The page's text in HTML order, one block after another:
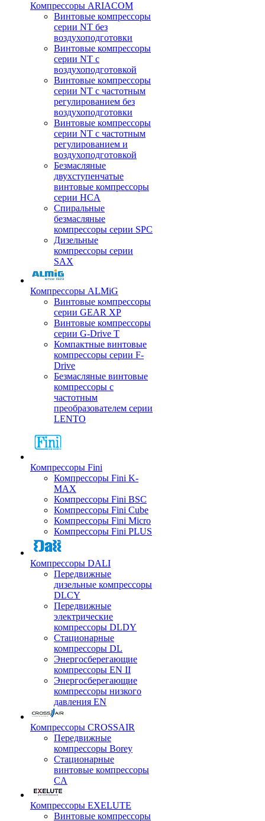
Компрессоры ARIACOM
Винтовые компрессоры
серии NT без
воздухоподготовки
Винтовые компрессоры
серии NT c
воздухоподготовкой
Винтовые компрессоры
серии NT с частотным
регулированием без
воздухоподготовки
Винтовые компрессоры
серии NT с частотным
регулированием и
воздухоподготовкой
Безмасляные
двухступенчатые
винтовые компрессоры
серии HCA
Спиральные
безмасляные
компрессоры серии SPC
Дизельные
компрессоры серии
SAX
Компрессоры ALMiG
Винтовые компрессоры
серии GEAR XP
Винтовые компрессоры
серии G-Drive T
Компактные винтовые
компрессоры серии F-
Drive
Безмасляные винтовые
компрессоры с
частотным
преобразователем серии
LENTO
Компрессоры Fini
Компрессоры Fini K-
MAX
Компрессоры Fini BSC
Компрессоры Fini Cube
Компрессоры Fini Micro
Компрессоры Fini PLUS
Компрессоры DALI
Передвижные
дизельные компрессоры
DLCY
Передвижные
электрические
компрессоры DLDY
Стационарные
компрессоры DL
Энергосберегающие
компрессоры EN II
Энергосберегающие
компрессоры низкого
давления EN
Компрессоры CROSSAIR
Передвижные
компрессоры Borey
Стационарные
винтовые компрессоры
CA
Компрессоры EXELUTE
Винтовые компрессоры